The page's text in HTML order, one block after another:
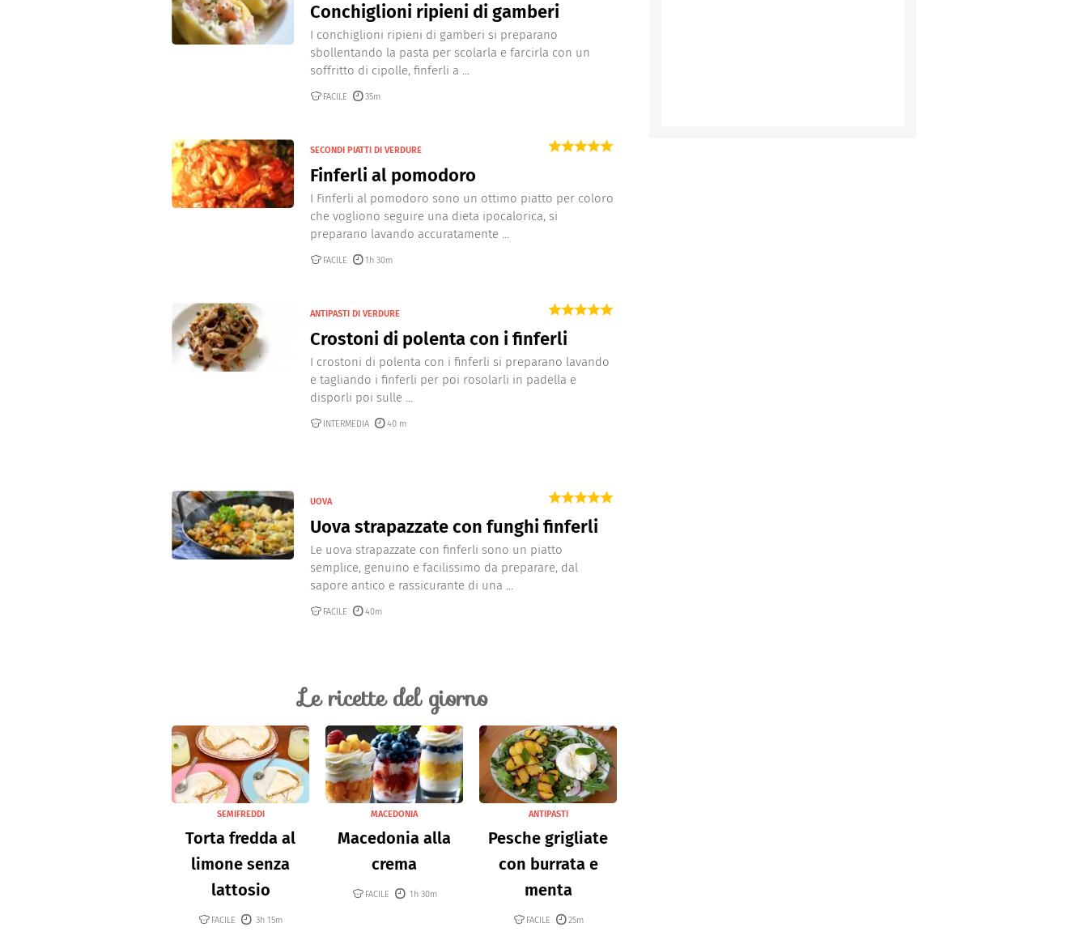
Conchiglioni ripieni di gamberi
I conchiglioni ripieni di gamberi si preparano
sbollentando la pasta per scolarla e farcirla con un
soffritto di cipolle, finferli a ...
FACILE 35m
SECONDI PIATTI DI VERDURE
Finferli al pomodoro
I Finferli al pomodoro sono un ottimo piatto per coloro
che vogliono seguire una dieta ipocalorica, si
preparano lavando accuratamente ...
FACILE 1h 30m
ANTIPASTI DI VERDURE
Crostoni di polenta con i finferli
I crostoni di polenta con i finferli si preparano lavando
e tagliando i finferli per poi rosolarli in padella e
disporli poi sulle ...
INTERMEDIA 40 m
UOVA
Uova strapazzate con funghi finferli
Le uova strapazzate con finferli sono un piatto
semplice, genuino e facilissimo da preparare, dal
sapore antico e rassicurante di una ...
FACILE 40m
Le ricette del giorno
SEMIFREDDI
Torta fredda al
limone senza
lattosio
FACILE 3h 15m
MACEDONIA
Macedonia alla
crema
FACILE 1h 30m
ANTIPASTI
Pesche grigliate
con burrata e
menta
FACILE 25m